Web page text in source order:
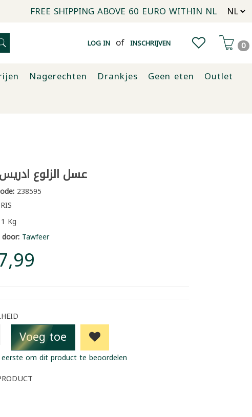
FREE SHIPPING ABOVE 60 EURO WITHIN NL
LOG IN of INSCHRIJVEN 0
Nagerechten Drankjes Geen eten
Outlet
عسل الزلوع ادريس 500غ
238595
Kg
Tawfeer
Voeg toe
om dit product te beoordelen